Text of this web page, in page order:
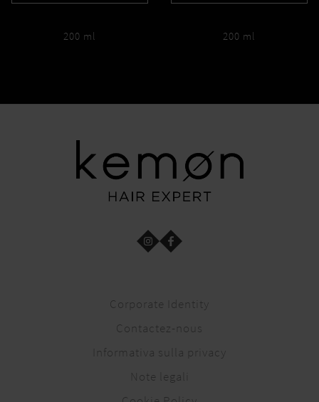
200 ml 200 ml
Corporate Identity
Contactez-nous
Informativa sulla privacy
Note legali